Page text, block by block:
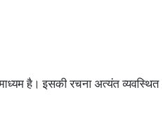
माध्यम है। इसकी रचना अत्यंत